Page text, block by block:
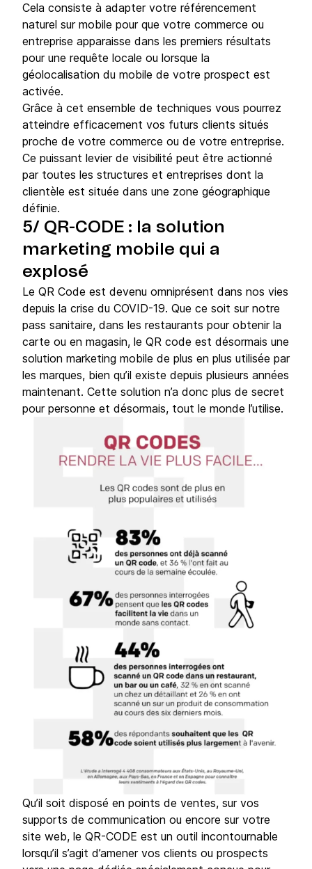
Cela consiste à adapter votre référencement
naturel sur mobile pour que votre commerce ou
entreprise apparaisse dans les premiers résultats
pour une requête locale ou lorsque la
géolocalisation du mobile de votre prospect est
activée.
Grâce à cet ensemble de techniques vous pourrez
atteindre efficacement vos futurs clients situés
proche de votre commerce ou de votre entreprise.
Ce puissant levier de visibilité peut être actionné
par toutes les structures et entreprises dont la
clientèle est située dans une zone géographique
définie.
5/ QR-CODE : la solution
marketing mobile qui a
explosé
​Le QR Code est devenu omniprésent dans nos vies
depuis la crise du COVID-19. Que ce soit sur notre
pass sanitaire, dans les restaurants pour obtenir la
carte ou en magasin, le QR code est désormais une
solution marketing mobile de plus en plus utilisée par
les marques, bien qu’il existe depuis plusieurs années
maintenant. Cette solution n’a donc plus de secret
pour personne et désormais, tout le monde l’utilise. ​
Qu’il soit disposé en points de ventes, sur vos
supports de communication ou encore sur votre
site web, le QR-CODE est un outil incontournable
lorsqu’il s’agit d’amener vos clients ou prospects